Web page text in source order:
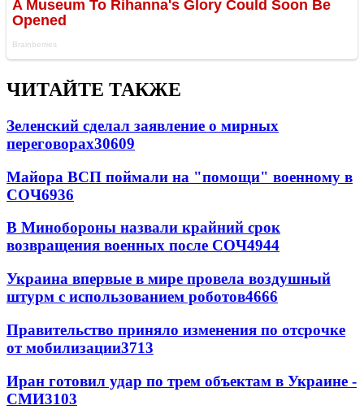
ЧИТАЙТЕ ТАКЖЕ
Зеленский сделал заявление о мирных
переговорах30609
Майора ВСП поймали на "помощи" военному в
СОЧ6936
В Минобороны назвали крайний срок
возвращения военных после СОЧ4944
Украина впервые в мире провела воздушный
штурм с использованием роботов4666
Правительство приняло изменения по отсрочке
от мобилизации3713
Иран готовил удар по трем объектам в Украине -
СМИ3103